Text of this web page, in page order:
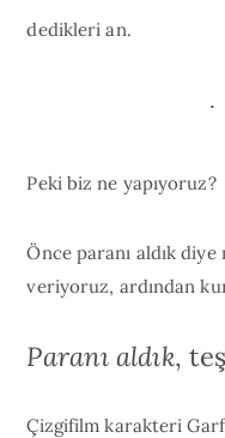
dedikleri an.
Peki biz ne yapıyoruz?
Önce paranı aldık
veriyoruz, ardından
Paranı aldık,
Çizgifilm karakteri